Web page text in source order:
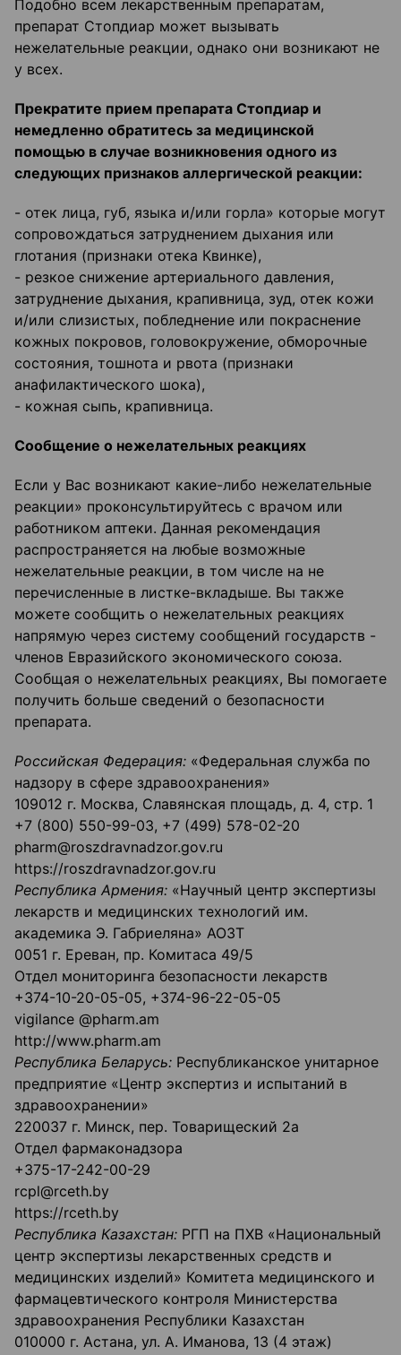
Подобно всем лекарственным препаратам,
препарат Стопдиар может вызывать
нежелательные реакции, однако они возникают не
у всех.
Прекратите прием препарата Стопдиар и
немедленно обратитесь за медицинской
помощью в случае возникновения одного из
следующих признаков аллергической реакции:
- отек лица, губ, языка и/или горла» которые могут
сопровождаться затруднением дыхания или
глотания (признаки отека Квинке),
- резкое снижение артериального давления,
затруднение дыхания, крапивница, зуд, отек кожи
и/или слизистых, побледнение или покраснение
кожных покровов, головокружение, обморочные
состояния, тошнота и рвота (признаки
анафилактического шока),
- кожная сыпь, крапивница.
Сообщение о нежелательных реакциях
Если у Вас возникают какие-либо нежелательные
реакции» проконсультируйтесь с врачом или
работником аптеки. Данная рекомендация
распространяется на любые возможные
нежелательные реакции, в том числе на не
перечисленные в листке-вкладыше. Вы также
можете сообщить о нежелательных реакциях
напрямую через систему сообщений государств -
членов Евразийского экономического союза.
Сообщая о нежелательных реакциях, Вы помогаете
получить больше сведений о безопасности
препарата.
Российская Федерация: «Федеральная служба по
надзору в сфере здравоохранения»
109012 г. Москва, Славянская площадь, д. 4, стр. 1
+7 (800) 550-99-03, +7 (499) 578-02-20
pharm@roszdravnadzor.gov.ru
https://roszdravnadzor.gov.ru
Республика Армения: «Научный центр экспертизы
лекарств и медицинских технологий им.
академика Э. Габриеляна» АОЗТ
0051 г. Ереван, пр. Комитаса 49/5
Отдел мониторинга безопасности лекарств
+374-10-20-05-05, +374-96-22-05-05
vigilance @pharm.am
http://www.pharm.am
Республика Беларусь: Республиканское унитарное
предприятие «Центр экспертиз и испытаний в
здравоохранении»
220037 г. Минск, пер. Товарищеский 2а
Отдел фармаконадзора
+375-17-242-00-29
rcpl@rceth.by
https://rceth.by
Республика Казахстан: РГП на ПХВ «Национальный
центр экспертизы лекарственных средств и
медицинских изделий» Комитета медицинского и
фармацевтического контроля Министерства
здравоохранения Республики Казахстан
010000 г. Астана, ул. А. Иманова, 13 (4 этаж)